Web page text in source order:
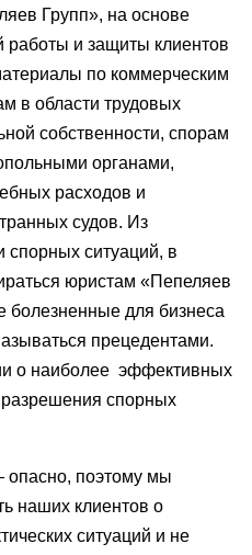
Групп», на основе
работы и защиты клиентов
по коммерческим
в области трудовых
собственности, спорам
органами,
расходов и
судов. Из
ситуаций, в
юристам «Пепеляев
болезненные для бизнеса
прецедентами.
о наиболее эффективных
разрешения спорных
поэтому мы
наших клиентов о
ситуаций и не